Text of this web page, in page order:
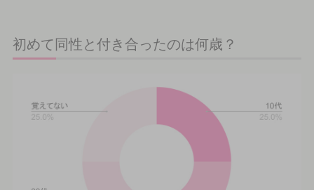
初めて同性と付き合ったのは何歳？